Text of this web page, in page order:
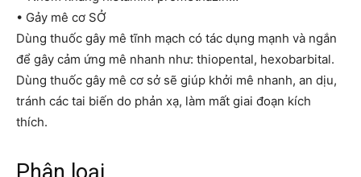
• Gảy mê cơ SỞ
Dùng thuốc gây mê tĩnh mạch có tác dụng mạnh và ngắn
để gây cảm ứng mê nhanh như: thiopental, hexobarbital.
Dùng thuốc gây mê cơ sở sẽ giúp khởi mê nhanh, an dịu,
tránh các tai biến do phản xạ, làm mất giai đoạn kích
thích.